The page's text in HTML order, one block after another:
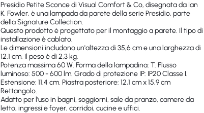
Presidio Petite Sconce di Visual Comfort & Co, disegnata da Ian
K. Fowler, è una lampada da parete della serie Presidio, parte
della Signature Collection.
Questo prodotto è progettato per il montaggio a parete. Il tipo di
installazione è cablato.
Le dimensioni includono un'altezza di 35,6 cm e una larghezza di
12,1 cm. Il peso è di 2,3 kg.
Potenza massima 60 W. Forma della lampadina: T. Flusso
luminoso: 500 - 600 lm. Grado di protezione IP: IP20 Classe I.
Estensione: 11,4 cm. Piastra posteriore: 12,1 cm x 15,9 cm
Rettangolo.
Adatto per l'uso in bagni, soggiorni, sale da pranzo, camere da
letto, ingressi e foyer, corridoi, cucine e uffici.